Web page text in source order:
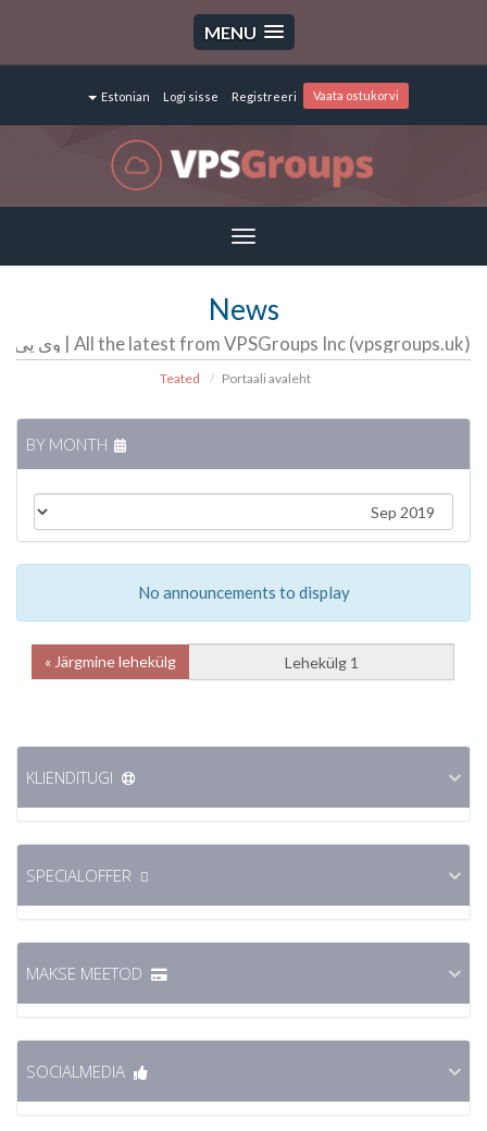
MENU
Estonian Logi sisse Registreeri Vaata ostukorvi
Toggle
navigation
News
All the latest from VPSGroups Inc (vpsgroups.uk) | وی پی اس گروپ | سرور مجازی | سرور اختصاصی | هاست
Portaali avaleht
No announcements to display
Järgmine lehekülg »